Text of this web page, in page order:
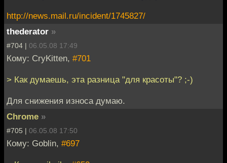
http://news.mail.ru/incident/1745827/
thederator »
#704 | 06.05.08 17:49
Кому: CryKitten, #701
> Как думаешь, эта разница "для красоты"? ;-)
Для снижения износа думаю.
Chrome »
#705 | 06.05.08 17:50
Кому: Goblin, #697